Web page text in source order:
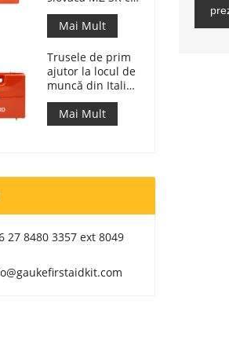
143/2009
Mai Mult
Trusele de prim
ajutor la locul de
muncă din Italia
respectă DM 388
din 15/07/2003
Mai Mult
27 8480 3357 ext 8049